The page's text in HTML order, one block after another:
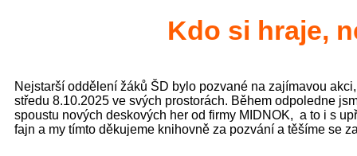
na plovárně (Sportovní akce)
zakončili plavecký výcvik (3.C)
mozaika – projektový den (5.B)
Kdo si hraje,
Nejstarší oddělení žáků ŠD bylo pozvané na zajímavou
středu 8.10.2025 ve svých prostorách. Během odpoledne
spoustu nových deskových her od firmy MIDNOK, a to i s
fajn a my tímto děkujeme knihovně za pozvání a těšíme se